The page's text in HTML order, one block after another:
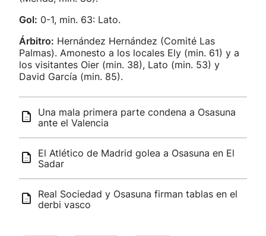
Gol: 0-1, min. 63: Lato.
Árbitro: Hernández Hernández (Comité Las
Palmas). Amonesto a los locales Ely (min. 61) y a
los visitantes Oier (min. 38), Lato (min. 53) y
David García (min. 85).
Una mala primera parte condena a Osasuna
ante el Valencia
El Atlético de Madrid golea a Osasuna en El
Sadar
Real Sociedad y Osasuna firman tablas en el
derbi vasco